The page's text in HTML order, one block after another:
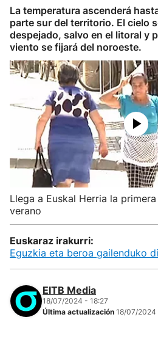
La temperatura ascenderá
parte sur del territorio. El cielo
despejado, salvo en el litoral y
viento se fijará del noroeste.
Llega a Euskal Herria la
verano
Euskaraz irakurri:
Eguzkia eta beroa gailenduko
EITB Media
18/07/2024 - 18:27
Última actualización 18/07/2024